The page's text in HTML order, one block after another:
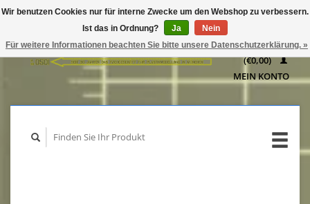
WARENKORB
(€0,00)
MEIN KONTO
Wir benutzen Cookies nur für interne Zwecke um den Webshop zu verbessern.
Ist das in Ordnung?
Ja
Nein
Für weitere Informationen beachten Sie bitte unsere Datenschutzerklärung. »